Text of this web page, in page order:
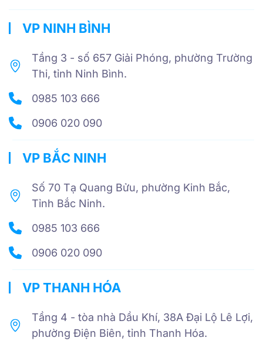
VP NINH BÌNH
Tầng 3 - số 657 Giải Phóng, phường Trường
Thi, tỉnh Ninh Bình.
0985 103 666
0906 020 090
VP BẮC NINH
Số 70 Tạ Quang Bửu, phường Kinh Bắc,
Tỉnh Bắc Ninh.
0985 103 666
0906 020 090
VP THANH HÓA
Tầng 4 - tòa nhà Dầu Khí, 38A Đại Lộ Lê Lợi,
phường Điện Biên, tỉnh Thanh Hóa.